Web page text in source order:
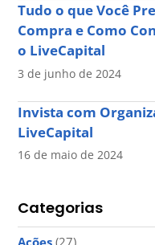
Tudo o que Você
Compra e Como
o LiveCapital
3 de junho de 2024
Invista com
LiveCapital
16 de maio de 2024
Categorias
Ações (27)